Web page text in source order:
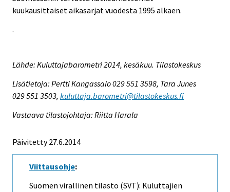
kuukausittaiset aikasarjat vuodesta 1995 alkaen.
.
Lähde: Kuluttajabarometri 2014, kesäkuu. Tilastokeskus
Lisätietoja: Pertti Kangassalo 029 551 3598, Tara Junes
029 551 3503, kuluttaja.barometri@tilastokeskus.fi
Vastaava tilastojohtaja: Riitta Harala
Päivitetty 27.6.2014
Viittausohje:
Suomen virallinen tilasto (SVT): Kuluttajien